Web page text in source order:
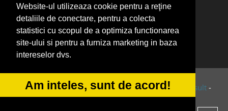
Website-ul utilizeaza cookie pentru a reţine
detaliile de conectare, pentru a colecta
statistici cu scopul de a optimiza functionarea
site-ului si pentru a furniza marketing in baza
intereselor dvs.
Am inteles, sunt de acord!
CuratareHota.com
FirmeTractariAuto.ro
SistemeFotovoltaice.com
TractariAsistentaRutiera.com
© 2014-2026 Powered byVilonMedia&Tokaido Consult -
ANPC SOL